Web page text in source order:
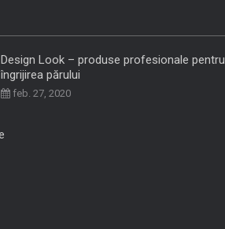
Design Look – produse profesionale pentru
îngrijirea părului
feb. 27, 2020